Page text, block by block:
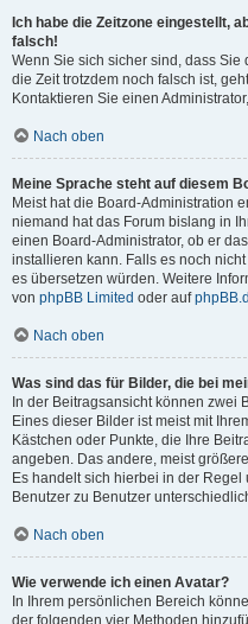
Ich habe die Zeitzone eingestellt,
falsch!
Wenn Sie sich sicher sind, dass
die Zeit trotzdem noch falsch ist,
Kontaktieren Sie einen
Nach oben
Meine Sprache steht auf diesem
Meist hat die Board-Administration
niemand hat das Forum bislang in
einen Board-Administrator, ob er
installieren kann. Falls es noch
es übersetzen würden. Weitere
von phpBB Limited oder auf
Nach oben
Was sind das für Bilder, die bei
In der Beitragsansicht können zwei
Eines dieser Bilder ist meist mit
Kästchen oder Punkte, die Ihre
angeben. Das andere, meist
Es handelt sich hierbei in der
Benutzer zu Benutzer
Nach oben
Wie verwende ich einen Avatar?
In Ihrem persönlichen Bereich
der folgenden vier Methoden